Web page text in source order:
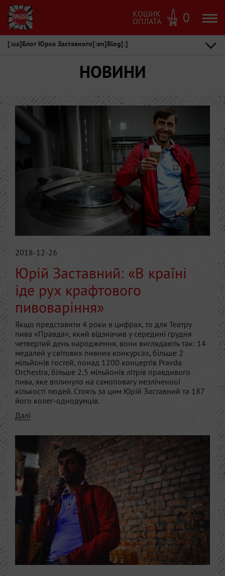
КОШИК
ОПЛАТА 0
НОВИНИ
[:ua]Блог Юрка Заставного[:en]Blog[:]
2018-12-26
Юрій Заставний: «В країні
іде рух крафтового
пивоваріння»
Якщо представити 4 роки в цифрах, то для Театру
пива «Правда», який відзначив у середині грудня
четвертий день народження, вони виглядають так: 14
медалей у світових пивних конкурсах, більше 2
мільйонів гостей, понад 1200 концертів Pravda
Orchestra, більше 2,5 мільйонів літрів правдивого
пива, яке вплинуло на самоповагу незліченної
кількості людей. Стоять за цим Юрій Заставний та 187
його колег-однодумців.
Далі